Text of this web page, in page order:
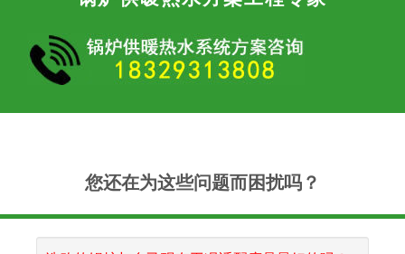
您还在为这些问题而困扰吗？